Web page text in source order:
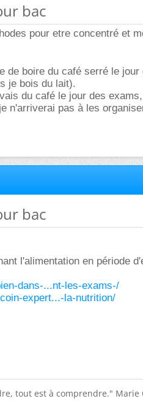
bac
pour etre concentré et
de boire du café serré le
je bois du lait).
du café le jour des
n'arriverai pas à les
bac
l'alimentation en période
dans-...nt-les-exams-/
expert...-la-nutrition/
tout est à comprendre." Marie